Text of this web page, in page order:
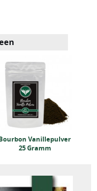
Vanillepulver
25 Gramm